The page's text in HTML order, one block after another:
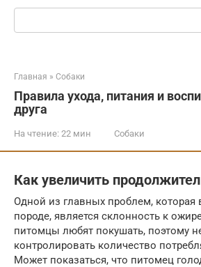
Поиск:
Главная » Собаки
Правила ухода, питания и
друга
На чтение: 22 мин Собаки
Как увеличить
Одной из главных проблем, которая
породе, является склонность к
питомцы любят покушать, поэтому
контролировать количество
Может показаться, что питомец